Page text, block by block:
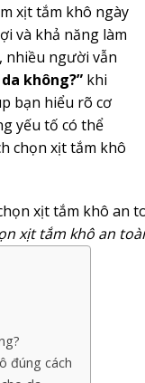
xịt tắm khô ngày
và khả năng làm
nhiều người vẫn
không?” khi
bạn hiểu rõ cơ
yếu tố có thể
chọn xịt tắm khô
xịt tắm khô an
đúng cách